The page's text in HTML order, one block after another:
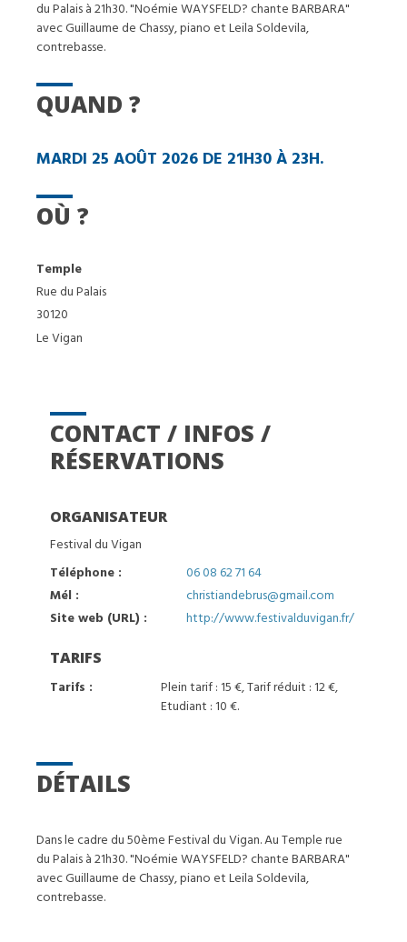
du Palais à 21h30. "Noémie WAYSFELD? chante BARBARA"
avec Guillaume de Chassy, piano et Leila Soldevila,
contrebasse.
QUAND ?
MARDI 25 AOÛT 2026 DE 21H30 À 23H.
OÙ ?
Temple
Rue du Palais
30120
Le Vigan
DÉTAILS
Dans le cadre du 50ème Festival du Vigan. Au Temple rue
du Palais à 21h30. "Noémie WAYSFELD? chante BARBARA"
avec Guillaume de Chassy, piano et Leila Soldevila,
contrebasse.
CONTACT / INFOS /
RÉSERVATIONS
ORGANISATEUR
Festival du Vigan
Téléphone :
06 08 62 71 64
Mél :
christiandebrus@gmail.com
Site web (URL) :
http://www.festivalduvigan.fr/
TARIFS
Tarifs :
Plein tarif : 15 €, Tarif réduit : 12 €,
Etudiant : 10 €.